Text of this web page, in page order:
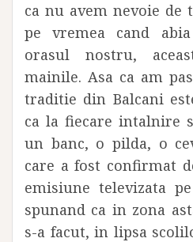
ca nu avem nevoie de
pe vremea cand
orasul nostru,
mainile. Asa ca am
traditie din Balcani
ca la fiecare intalnire
un banc, o pilda, o
care a fost confirmat
emisiune televizata
spunand ca in zona
s-a facut, in lipsa